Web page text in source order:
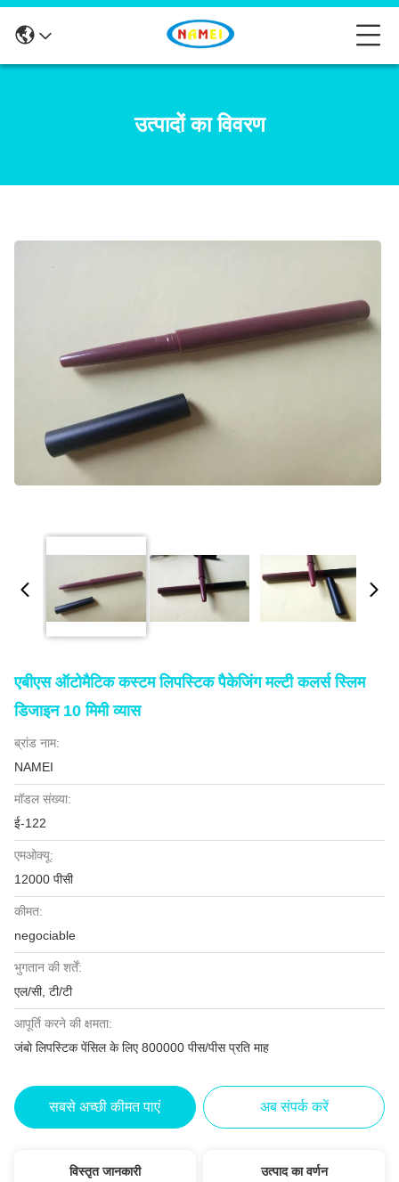
उत्पादों का विवरण
एबीएस ऑटोमैटिक कस्टम लिपस्टिक पैकेजिंग मल्टी कलर्स स्लिम
डिजाइन 10 मिमी व्यास
ब्रांड नाम:
NAMEI
मॉडल संख्या:
ई-122
एमओक्यू:
12000 पीसी
कीमत:
negociable
भुगतान की शर्तें:
एल/सी, टी/टी
आपूर्ति करने की क्षमता:
जंबो लिपस्टिक पेंसिल के लिए 800000 पीस/पीस प्रति माह
सबसे अच्छी कीमत पाएं अब संपर्क करें
विस्तृत जानकारी उत्पाद का वर्णन